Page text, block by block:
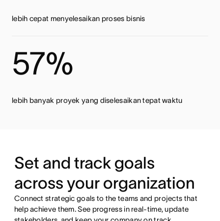
lebih cepat menyelesaikan proses bisnis
57%
lebih banyak proyek yang diselesaikan tepat waktu
Set and track goals
across your organization
Connect strategic goals to the teams and projects that
help achieve them. See progress in real-time, update